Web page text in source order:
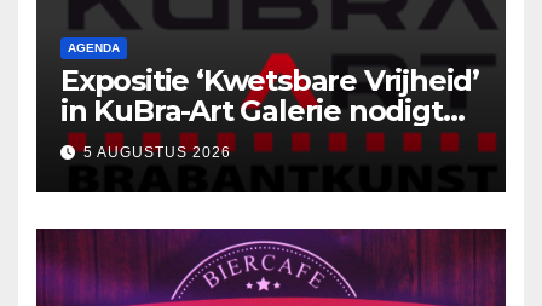
AGENDA
Expositie ‘Kwetsbare Vrijheid’
in KuBra-Art Galerie nodigt
uit tot ontmoeting en
reflectie
5 AUGUSTUS 2026